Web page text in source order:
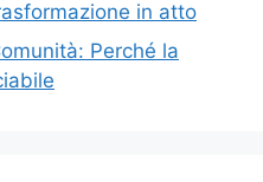
in atto
Perché la